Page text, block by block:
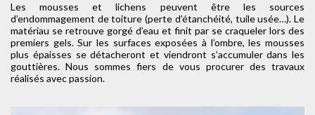
Les mousses et lichens peuvent être les sources
d’endommagement de toiture (perte d’étanchéité, tuile usée…). Le
matériau se retrouve gorgé d’eau et finit par se craqueler lors des
premiers gels. Sur les surfaces exposées à l’ombre, les mousses
plus épaisses se détacheront et viendront s’accumuler dans les
gouttières. Nous sommes fiers de vous procurer des travaux
réalisés avec passion.